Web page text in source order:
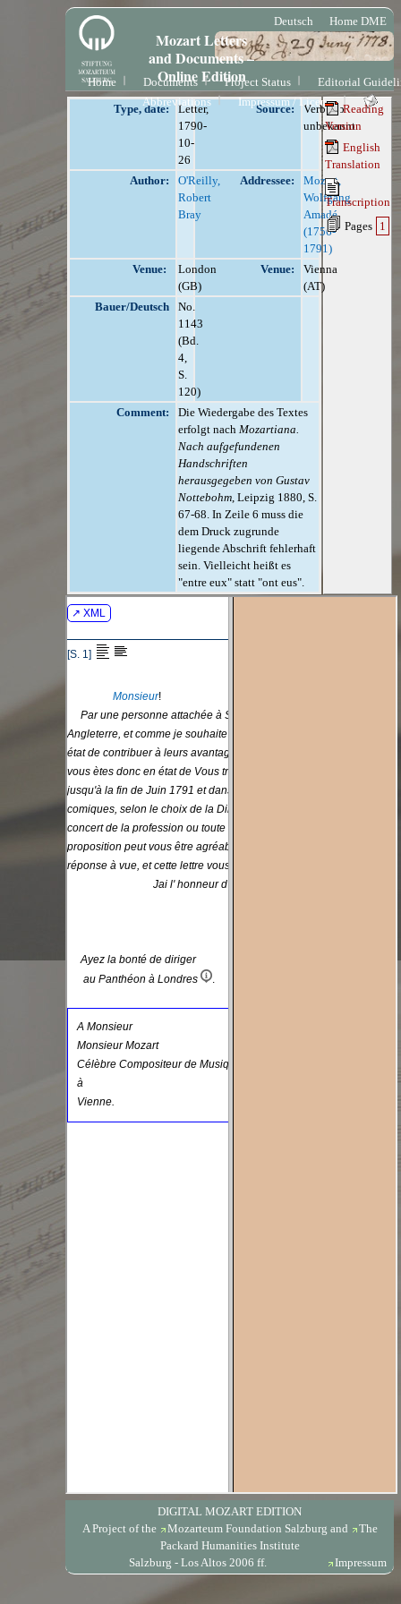
Deutsch Home DME
Mozart Letters
and Documents –
Online Edition
Home Documents Project Status
Editorial
Abbreviations
Impressum / License
Type, date:
Letter,
1790-
10-
26
Source:
Verbleib
unbekannt
Author:
O'Reilly,
Robert
Bray
Addressee:
Mozart,
Wolfgang
Amadé
(1756-
1791)
Venue:
London
(GB)
Venue:
Vienna
(AT)
Bauer/Deutsch
No.
1143
(Bd.
4,
S.
120)
Comment:
Die Wiedergabe des Textes
erfolgt nach Mozartiana.
Nach aufgefundenen
Handschriften
herausgegeben von Gustav
Nottebohm, Leipzig 1880, S.
67-68. In Zeile 6 muss die
dem Druck zugrunde
liegende Abschrift fehlerhaft
sein. Vielleicht heißt es
"entre eux" statt "ont eus".
Reading
Version
English
Translation
Transcription
Pages 1
DIGITAL MOZART EDITION
A Project of the
Mozarteum Foundation Salzburg and
The
Packard Humanities Institute
Salzburg - Los Altos 2006 ff.
Impressum